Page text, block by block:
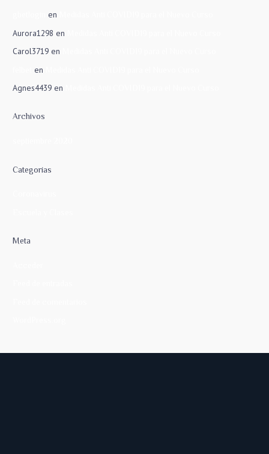
en
Aurora1298 en
Carol3719 en
en
Agnes4439 en
Archivos
Categorías
Meta